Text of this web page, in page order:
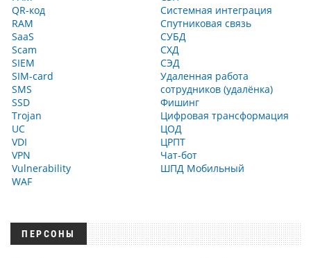
QR-код
RAM
SaaS
Scam
SIEM
SIM-card
SMS
SSD
Trojan
UC
VDI
VPN
Vulnerability
WAF
Системная интеграция
Спутниковая связь
СУБД
СХД
СЭД
Удаленная работа
сотрудников (удалёнка)
Фишинг
Цифровая трансформация
ЦОД
ЦРПТ
Чат-бот
ШПД Мобильный
ПЕРСОНЫ